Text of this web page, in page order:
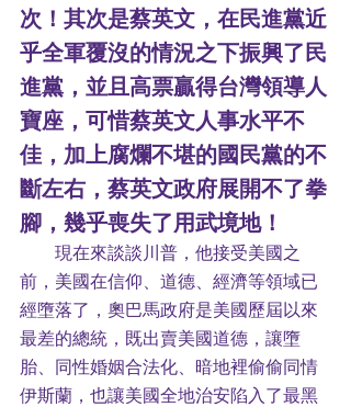
次！其次是蔡英文，在民進黨近
乎全軍覆沒的情況之下振興了民
進黨，並且高票贏得台灣領導人
寶座，可惜蔡英文人事水平不
佳，加上腐爛不堪的國民黨的不
斷左右，蔡英文政府展開不了拳
腳，幾乎喪失了用武境地！
前，美國在信仰、道德、經濟等領域已
經墮落了，奧巴馬政府是美國歷屆以來
最差的總統，既出賣美國道德，讓墮
胎、同性婚姻合法化、暗地裡偷偷同情
伊斯蘭，也讓美國全地治安陷入了最黑